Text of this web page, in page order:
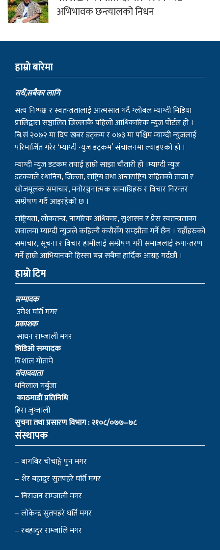
अभिभावक छन्त्यालको निधन
हाम्राे बारेमा
सधैं,सबैका लागि
सत्य निष्पक्ष र स्वतन्त्रतालाई आत्मसात गर्दै ग्लोबल म्याग्दी मिडिया
प्रालिद्वारा सञ्चालित जिल्लाकै पहिलो आधिकारिक न्युज पोर्टल हो ।
बि.सं २०७२ मा दिप खबर डट्कम र ०७३ मा पश्चिम म्याग्दी न्युजलाई
परिमार्जित गरेर ‘म्याग्दी न्युज डट्कम’ संचालनमा ल्याइएको हो ।
म्याग्दी न्युज डटकम तपाई हाम्रो साझा चौतारी हो ।म्याग्दी न्युज
डटकमले स्थानिय, जिल्ला, राष्ट्रिय तथा अन्तराष्ट्रिय सहितको ताजा र
खोजमूलक समाचार, मनोरञ्जनात्मक सामाग्रिहरु र विचार निरन्तर
सम्प्रेषण गर्दै आइरहेको छ ।
राष्ट्रियता, लोकतन्त्र, नागरिक अधिकार, सुशासन र प्रेस स्वतन्त्रताका
सवालमा म्याग्दी न्युजले कहिल्यै कसैसँग सम्झौता गर्ने छैन । यहाँहरुको
समाचार, सूचना र विचार हामीलाई सम्प्रेषण गरी समाजलाई रुपान्तरण
गर्ने हाम्रो आभियानको हिस्सा बन्न सबैमा हार्दिक आग्रह गर्दछौं ।
हाम्रो टिम
सम्पादक
उमेश घर्ति मगर
प्रकाशक
साधन राम्जाली मगर
भिडिओ सम्पादक
विशाल गोतामे
स‌ंवाददाता
धनिलाल गर्बुजा
काठमाडाैं प्रतिनिधि
हिरा जुग्जाली
सुचना तथा प्रसारण विभाग : २१०८/०७७–७८
संस्थापक
– बागबिर चोचाङ्गे पुन मगर
– शेर बहादुर सुतपहरे घर्ति मगर
– निराजन राम्जाली मगर
– लोकेन्द्र सुतपहरे घर्ति मगर
– रबहादुर राम्जालि मगर